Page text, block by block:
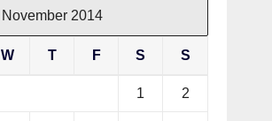
November 2014
W T F S S
1 2